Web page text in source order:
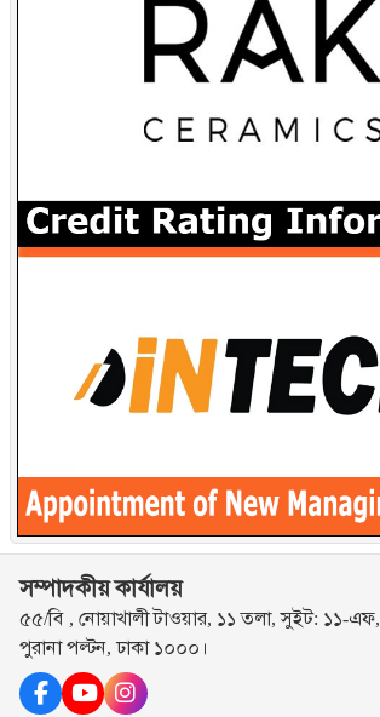
সম্পাদকীয় কার্যালয়
৫৫/বি , নোয়াখালী টাওয়ার, ১১ তলা, সুইট: ১১-এফ,
পুরানা পল্টন, ঢাকা ১০০০।